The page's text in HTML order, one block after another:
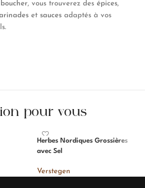
boucher, vous trouverez des épices,
et sauces adaptés à vos
pour vous
Herbes Nordiques Grossières
avec Sel
Verstegen